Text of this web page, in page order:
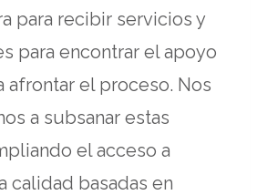
para recibir servicios y
para encontrar el apoyo
afrontar el proceso. Nos
a subsanar estas
el acceso a
calidad basadas en